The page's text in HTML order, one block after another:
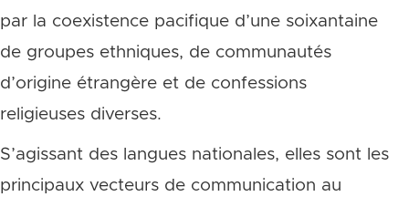
par la coexistence pacifique d’une soixantaine
de groupes ethniques, de communautés
d’origine étrangère et de confessions
religieuses diverses.
S’agissant des langues nationales, elles sont les
principaux vecteurs de communication au